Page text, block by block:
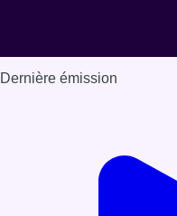
Dernière émission